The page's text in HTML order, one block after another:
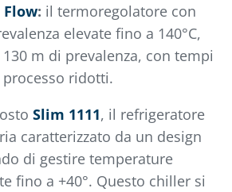
Flow: il termoregolatore con
elevate fino a 140°C,
m di prevalenza, con tempi
ridotti.
Slim 1111, il refrigeratore
caratterizzato da un design
di gestire temperature
fino a +40°. Questo chiller si